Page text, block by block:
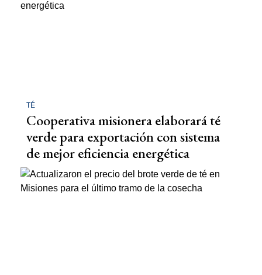
TÉ
Cooperativa misionera elaborará té
verde para exportación con sistema
de mejor eficiencia energética